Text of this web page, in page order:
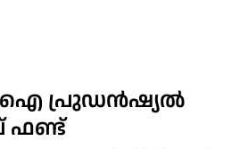
പ്രുഡന്‍ഷ്യല്‍
ഫണ്ട്